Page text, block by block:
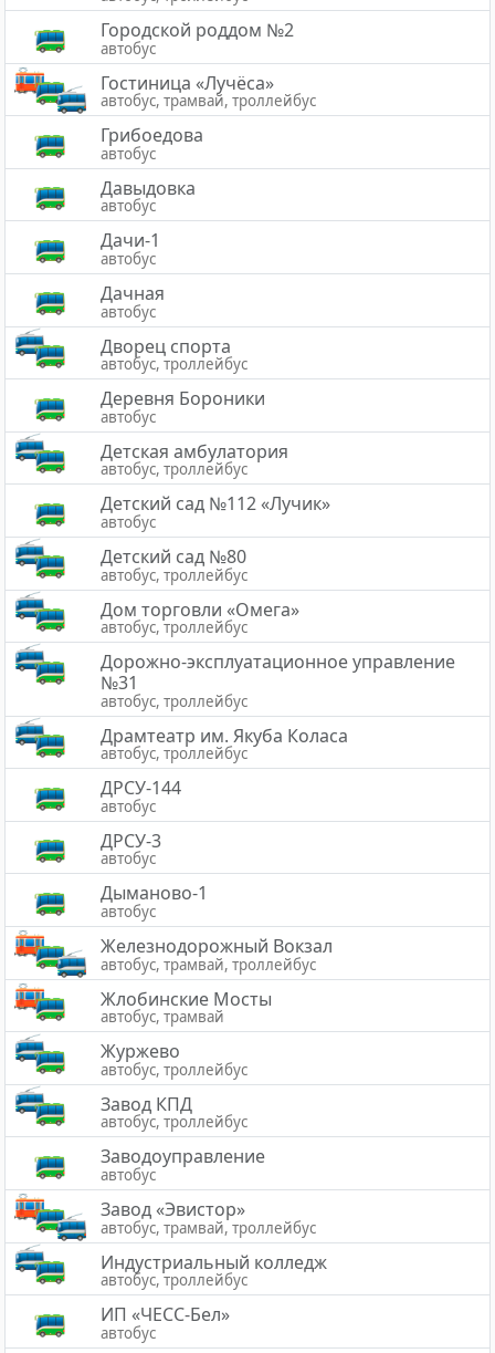
Городской роддом №2
автобус
Гостиница «Лучёса»
автобус, трамвай, троллейбус
Грибоедова
автобус
Давыдовка
автобус
Дачи-1
автобус
Дачная
автобус
Дворец спорта
автобус, троллейбус
Деревня Бороники
автобус
Детская амбулатория
автобус, троллейбус
Детский сад №112 «Лучик»
автобус
Детский сад №80
автобус, троллейбус
Дом торговли «Омега»
автобус, троллейбус
Дорожно-эксплуатационное управление
№31
автобус, троллейбус
Драмтеатр им. Якуба Коласа
автобус, троллейбус
ДРСУ-144
автобус
ДРСУ-3
автобус
Дыманово-1
автобус
Железнодорожный Вокзал
автобус, трамвай, троллейбус
Жлобинские Мосты
автобус, трамвай
Журжево
автобус, троллейбус
Завод КПД
автобус, троллейбус
Заводоуправление
автобус
Завод «Эвистор»
автобус, трамвай, троллейбус
Индустриальный колледж
автобус, троллейбус
ИП «ЧЕСС-Бел»
автобус